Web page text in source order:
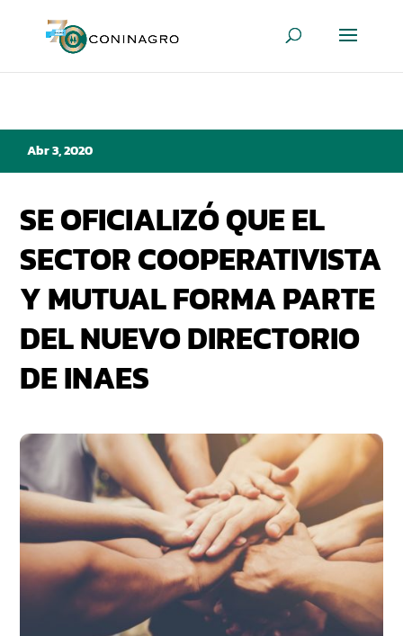
Abr 3, 2020
SE OFICIALIZÓ QUE EL
SECTOR COOPERATIVISTA
Y MUTUAL FORMA PARTE
DEL NUEVO DIRECTORIO
DE INAES